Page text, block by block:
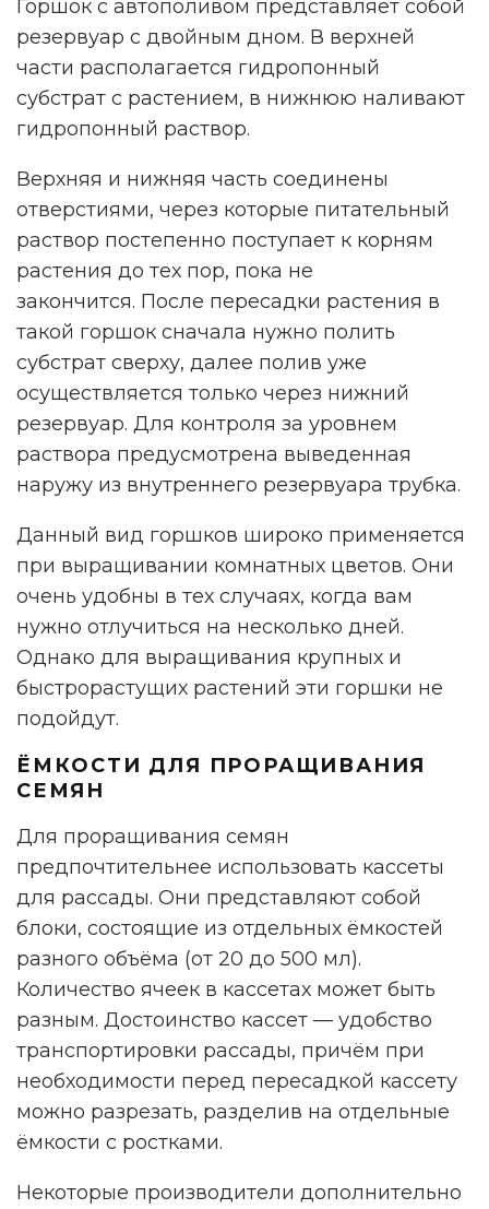
Горшок с автополивом представляет собой
резервуар с двойным дном. В верхней
части располагается гидропонный
субстрат с растением, в нижнюю наливают
гидропонный раствор.
Верхняя и нижняя часть соединены
отверстиями, через которые питательный
раствор постепенно поступает к корням
растения до тех пор, пока не
закончится. После пересадки растения в
такой горшок сначала нужно полить
субстрат сверху, далее полив уже
осуществляется только через нижний
резервуар. Для контроля за уровнем
раствора предусмотрена выведенная
наружу из внутреннего резервуара трубка.
Данный вид горшков широко применяется
при выращивании комнатных цветов. Они
очень удобны в тех случаях, когда вам
нужно отлучиться на несколько дней.
Однако для выращивания крупных и
быстрорастущих растений эти горшки не
подойдут.
ЁМКОСТИ ДЛЯ ПРОРАЩИВАНИЯ
СЕМЯН
Для проращивания семян
предпочтительнее использовать кассеты
для рассады. Они представляют собой
блоки, состоящие из отдельных ёмкостей
разного объёма (от 20 до 500 мл).
Количество ячеек в кассетах может быть
разным. Достоинство кассет — удобство
транспортировки рассады, причём при
необходимости перед пересадкой кассету
можно разрезать, разделив на отдельные
ёмкости с ростками.
Некоторые производители дополнительно
ПРОЙТИ ОПРОС
Реклама. Рекламодатель ИП Ежов А. А. ОГРНИП 312590434800020 ERID
2VtzqwFxGM8